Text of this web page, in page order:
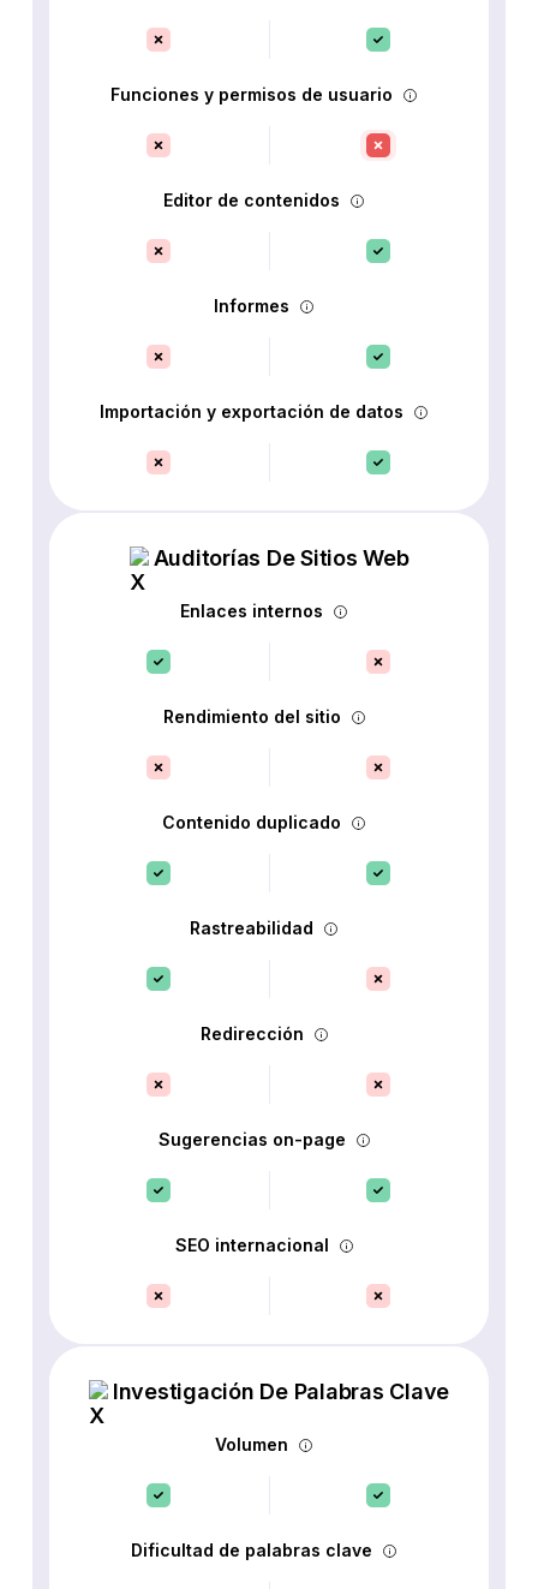
Funciones y permisos de usuario
Editor de contenidos
Informes
Importación y exportación de datos
Auditorías De Sitios Web
Enlaces internos
Rendimiento del sitio
Contenido duplicado
Rastreabilidad
Redirección
Sugerencias on-page
SEO internacional
Investigación De Palabras Clave
Volumen
Dificultad de palabras clave